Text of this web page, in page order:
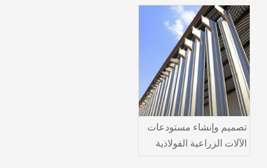
تصميم وإنشاء مستودعات
الآلات الزراعية الفولاذية